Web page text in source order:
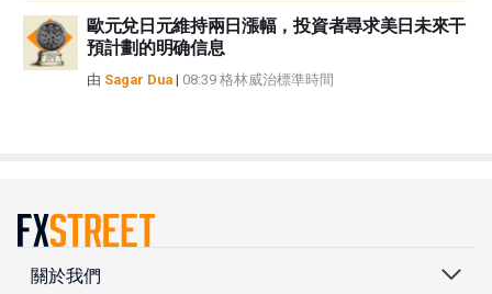
歐元兌日元維持兩日漲幅，投資者尋求美日未來干
預計劃的明确信息
由 Sagar Dua | 08:39 格林威治標準時間
關於我們